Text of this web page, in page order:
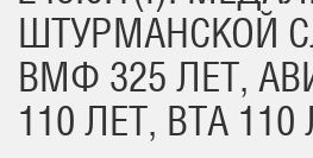
ШТУРМАНСКОЙ
ВМФ 325 ЛЕТ,
110 ЛЕТ, ВТА 110